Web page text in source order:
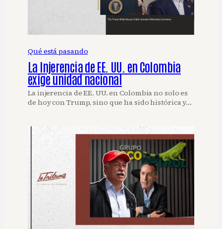
Qué está pasando
La Injerencia de EE. UU. en Colombia
exige unidad nacional
La injerencia de EE. UU. en Colombia no solo es
de hoy con Trump, sino que ha sido histórica y…